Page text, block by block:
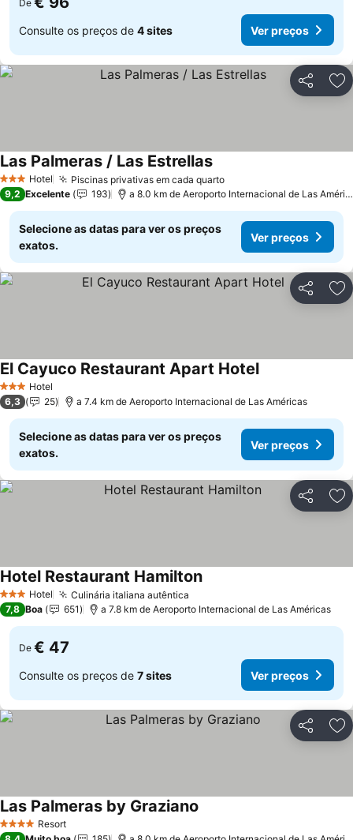
De
Consulte os preços de 4 sites Ver preços
Partilhar
3 EstrelasHotel Piscinas privativas em cada quarto
Las Palmeras / Las Estrellas
9,2 Excelente 193 a 8.0 km de Aeroporto Internacional de Las Américas
Selecione as datas para ver os preços
exatos.
Ver preços
Partilhar
3 EstrelasHotel
El Cayuco Restaurant Apart Hotel
6,3 25 a 7.4 km de Aeroporto Internacional de Las Américas
Selecione as datas para ver os preços
exatos.
Ver preços
Partilhar
3 EstrelasHotel Culinária italiana autêntica
Hotel Restaurant Hamilton
7,8 Boa 651 a 7.8 km de Aeroporto Internacional de Las Américas
De € 47
Consulte os preços de 7 sites Ver preços
Partilhar
4 EstrelasResort
Las Palmeras by Graziano